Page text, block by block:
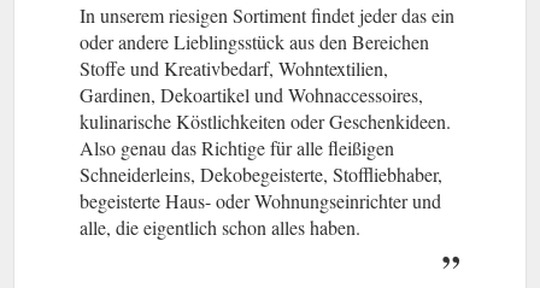
In unserem riesigen Sortiment findet jeder das ein
oder andere Lieblingsstück aus den Bereichen
Stoffe und Kreativbedarf, Wohntextilien,
Gardinen, Dekoartikel und Wohnaccessoires,
kulinarische Köstlichkeiten oder Geschenkideen.
Also genau das Richtige für alle fleißigen
Schneiderleins, Dekobegeisterte, Stoffliebhaber,
begeisterte Haus- oder Wohnungseinrichter und
alle, die eigentlich schon alles haben.